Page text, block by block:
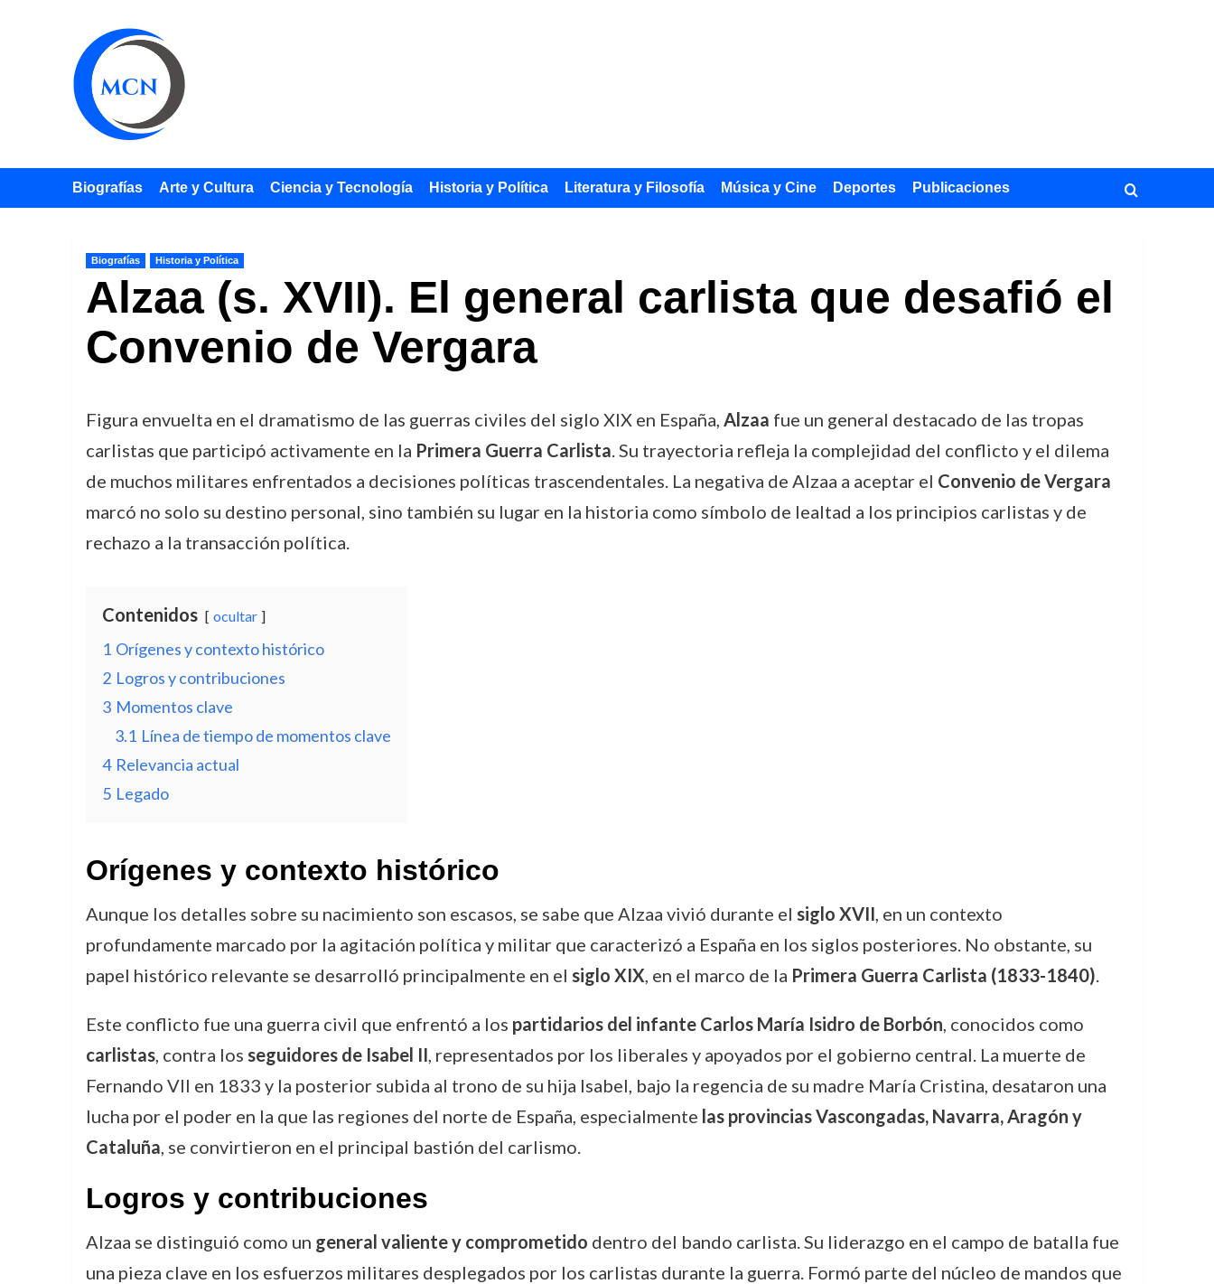
Biografías Arte y Cultura Ciencia y Tecnología Historia y Política Literatura y Filosofía Música y Cine Deportes Publicaciones
Biografías Historia y Política
Alzaa (s. XVII). El general carlista que desafió el
Convenio de Vergara
Figura envuelta en el dramatismo de las guerras civiles del siglo XIX en España, Alzaa fue un general destacado de las tropas
carlistas que participó activamente en la Primera Guerra Carlista. Su trayectoria refleja la complejidad del conflicto y el dilema
de muchos militares enfrentados a decisiones políticas trascendentales. La negativa de Alzaa a aceptar el Convenio de Vergara
marcó no solo su destino personal, sino también su lugar en la historia como símbolo de lealtad a los principios carlistas y de
rechazo a la transacción política.
Contenidos ocultar
1 Orígenes y contexto histórico
2 Logros y contribuciones
3 Momentos clave
3.1 Línea de tiempo de momentos clave
4 Relevancia actual
5 Legado
Orígenes y contexto histórico
Aunque los detalles sobre su nacimiento son escasos, se sabe que Alzaa vivió durante el siglo XVII, en un contexto
profundamente marcado por la agitación política y militar que caracterizó a España en los siglos posteriores. No obstante, su
papel histórico relevante se desarrolló principalmente en el siglo XIX, en el marco de la Primera Guerra Carlista (1833-1840).
Este conflicto fue una guerra civil que enfrentó a los partidarios del infante Carlos María Isidro de Borbón, conocidos como
carlistas, contra los seguidores de Isabel II, representados por los liberales y apoyados por el gobierno central. La muerte de
Fernando VII en 1833 y la posterior subida al trono de su hija Isabel, bajo la regencia de su madre María Cristina, desataron una
lucha por el poder en la que las regiones del norte de España, especialmente las provincias Vascongadas, Navarra, Aragón y
Cataluña, se convirtieron en el principal bastión del carlismo.
Logros y contribuciones
Alzaa se distinguió como un general valiente y comprometido dentro del bando carlista. Su liderazgo en el campo de batalla fue
una pieza clave en los esfuerzos militares desplegados por los carlistas durante la guerra. Formó parte del núcleo de mandos que